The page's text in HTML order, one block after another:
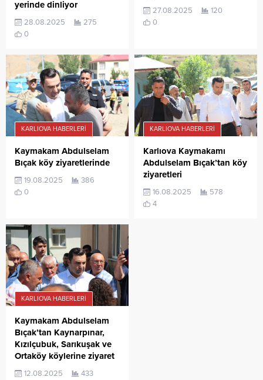
yerinde dinliyor
28.08.2025
275
0
27.08.2025
120
0
KARLIOVA HABERLERI
Kaymakam Abdulselam
Bıçak köy ziyaretlerinde
19.08.2025
386
0
KARLIOVA HABERLERI
Karlıova Kaymakamı
Abdulselam Bıçak’tan köy
ziyaretleri
16.08.2025
578
4
KARLIOVA HABERLERI
Kaymakam Abdulselam
Bıçak’tan Kaynarpınar,
Kızılçubuk, Sarıkuşak ve
Ortaköy köylerine ziyaret
12.08.2025
433